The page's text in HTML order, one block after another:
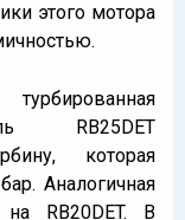
этого мотора
RB25DET
которая
Аналогичная
на RB20DET. В